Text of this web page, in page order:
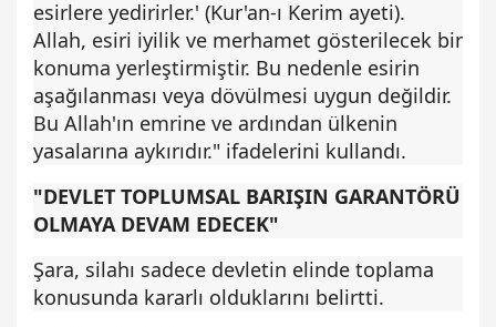
esirlere yedirirler.' (Kur'an-ı Kerim ayeti).
Allah, esiri iyilik ve merhamet gösterilecek bir
konuma yerleştirmiştir. Bu nedenle esirin
aşağılanması veya dövülmesi uygun değildir.
Bu Allah'ın emrine ve ardından ülkenin
yasalarına aykırıdır." ifadelerini kullandı.
"DEVLET TOPLUMSAL BARIŞIN GARANTÖRÜ
OLMAYA DEVAM EDECEK"
Şara, silahı sadece devletin elinde toplama
konusunda kararlı olduklarını belirtti.